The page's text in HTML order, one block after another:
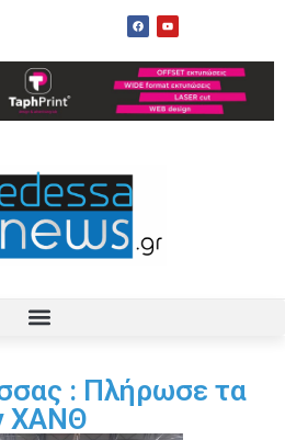
: Πλήρωσε τα
ΧΑΝΘ